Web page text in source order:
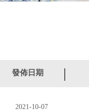
發佈日期
2021-10-07